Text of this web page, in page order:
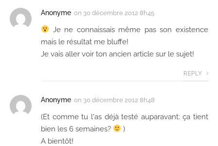
Anonyme on 30 décembre 2012 8h45
Je ne connaissais même pas son existence
mais le résultat me bluffe!
Je vais aller voir ton ancien article sur le sujet!
REPLY
Anonyme on 30 décembre 2012 8h48
(Et comme tu l'as déjà testé auparavant: ça tient
bien les 6 semaines?
)
A bientôt!